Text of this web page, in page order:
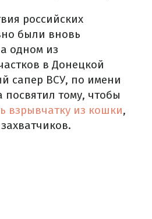
российских
были вновь
одном из
в Донецкой
сапер ВСУ, по имени
посвятил тому, чтобы
взрывчатку из кошки,